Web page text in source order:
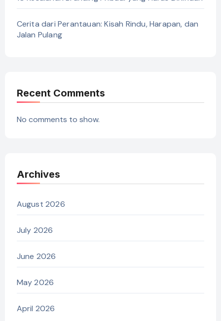
Cerita dari Perantauan: Kisah Rindu, Harapan, dan
Jalan Pulang
Recent Comments
No comments to show.
Archives
August 2026
July 2026
June 2026
May 2026
April 2026